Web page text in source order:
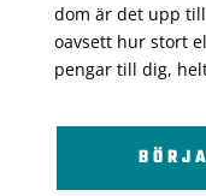
dom är det upp
oavsett hur stort
pengar till dig,